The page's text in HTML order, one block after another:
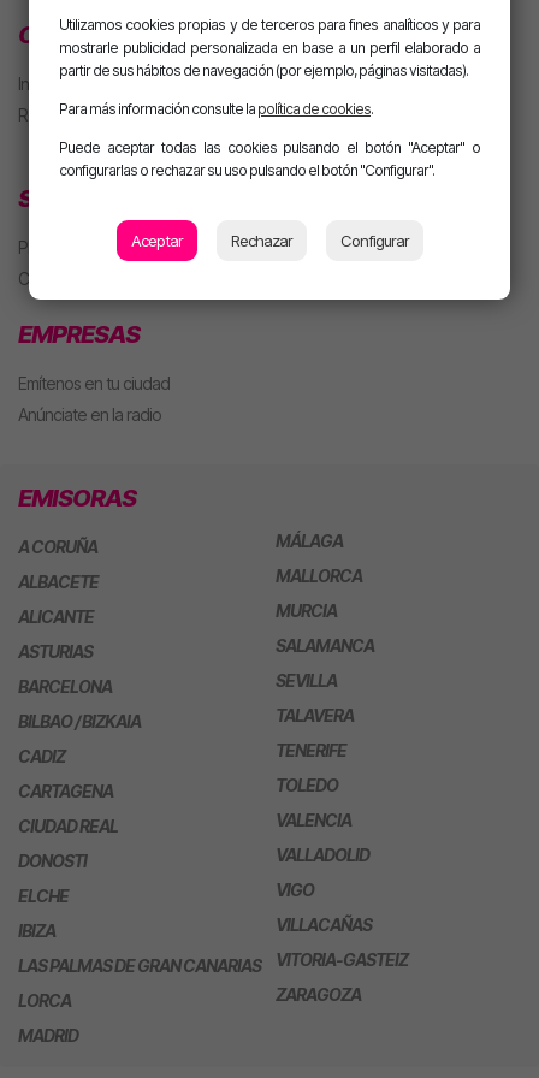
CLUB MOTIVA
Iniciar sesión
Regístrate
SECCIONES
Playlist
Concursos
EMPRESAS
Emítenos en tu ciudad
Anúnciate en la radio
EMISORAS
A CORUÑA
ALBACETE
ALICANTE
ASTURIAS
BARCELONA
BILBAO / BIZKAIA
CADIZ
CARTAGENA
CIUDAD REAL
DONOSTI
ELCHE
IBIZA
LAS PALMAS DE GRAN CANARIAS
LORCA
MADRID
MÁLAGA
MALLORCA
MURCIA
SALAMANCA
SEVILLA
TALAVERA
TENERIFE
TOLEDO
VALENCIA
VALLADOLID
VIGO
VILLACAÑAS
VITORIA-GASTEIZ
ZARAGOZA
Utilizamos cookies propias y de terceros para fines analíticos y para
mostrarle publicidad personalizada en base a un perfil elaborado a
partir de sus hábitos de navegación (por ejemplo, páginas visitadas).
Para más información consulte la política de cookies.
Puede aceptar todas las cookies pulsando el botón "Aceptar" o
configurarlas o rechazar su uso pulsando el botón "Configurar".
Aceptar Rechazar Configurar